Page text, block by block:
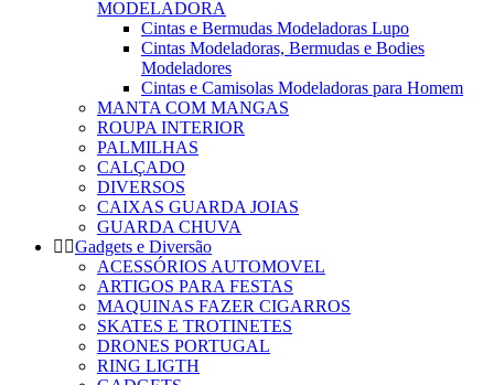
MODELADORA
Cintas e Bermudas Modeladoras Lupo
Cintas Modeladoras, Bermudas e Bodies
Modeladores
Cintas e Camisolas Modeladoras para Homem
MANTA COM MANGAS
ROUPA INTERIOR
PALMILHAS
CALÇADO
DIVERSOS
CAIXAS GUARDA JOIAS
GUARDA CHUVA
Gadgets e Diversão
ACESSÓRIOS AUTOMOVEL
ARTIGOS PARA FESTAS
MAQUINAS FAZER CIGARROS
SKATES E TROTINETES
DRONES PORTUGAL
RING LIGTH